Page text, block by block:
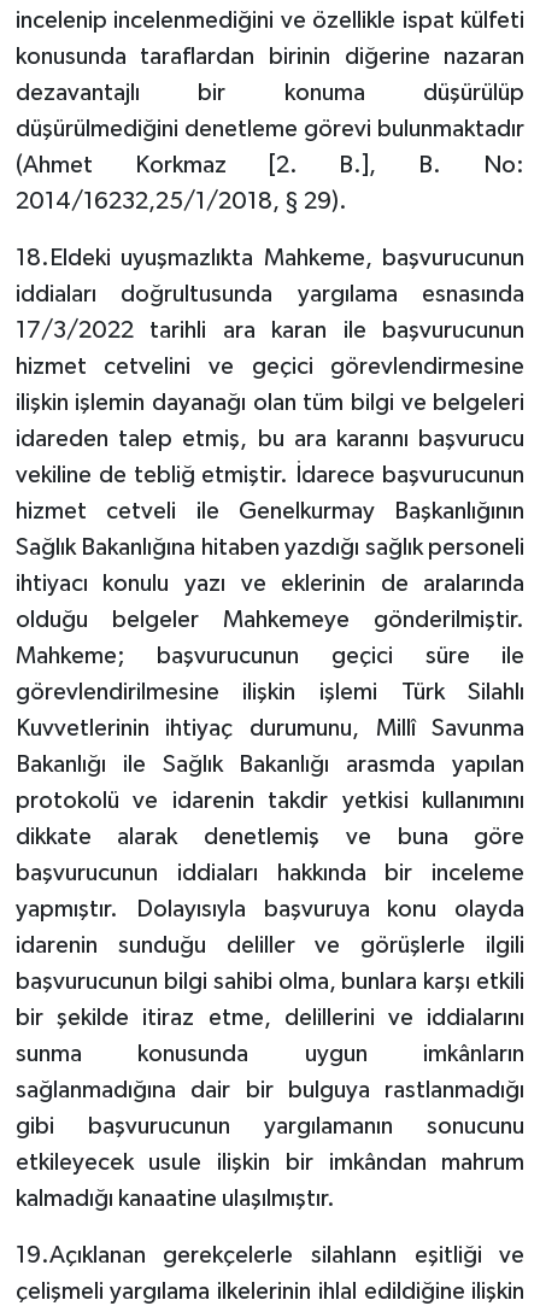
incelenip incelenmediğini ve özellikle ispat külfeti
konusunda taraflardan birinin diğerine nazaran
dezavantajlı bir konuma düşürülüp
düşürülmediğini denetleme görevi bulunmaktadır
(Ahmet Korkmaz [2. B.], B. No:
2014/16232,25/1/2018, § 29).
18.Eldeki uyuşmazlıkta Mahkeme, başvurucunun
iddiaları doğrultusunda yargılama esnasında
17/3/2022 tarihli ara karan ile başvurucunun
hizmet cetvelini ve geçici görevlendirmesine
ilişkin işlemin dayanağı olan tüm bilgi ve belgeleri
idareden talep etmiş, bu ara karannı başvurucu
vekiline de tebliğ etmiştir. İdarece başvurucunun
hizmet cetveli ile Genelkurmay Başkanlığının
Sağlık Bakanlığına hitaben yazdığı sağlık personeli
ihtiyacı konulu yazı ve eklerinin de aralarında
olduğu belgeler Mahkemeye gönderilmiştir.
Mahkeme; başvurucunun geçici süre ile
görevlendirilmesine ilişkin işlemi Türk Silahlı
Kuvvetlerinin ihtiyaç durumunu, Millî Savunma
Bakanlığı ile Sağlık Bakanlığı arasmda yapılan
protokolü ve idarenin takdir yetkisi kullanımını
dikkate alarak denetlemiş ve buna göre
başvurucunun iddiaları hakkında bir inceleme
yapmıştır. Dolayısıyla başvuruya konu olayda
idarenin sunduğu deliller ve görüşlerle ilgili
başvurucunun bilgi sahibi olma, bunlara karşı etkili
bir şekilde itiraz etme, delillerini ve iddialarını
sunma konusunda uygun imkânların
sağlanmadığına dair bir bulguya rastlanmadığı
gibi başvurucunun yargılamanın sonucunu
etkileyecek usule ilişkin bir imkândan mahrum
kalmadığı kanaatine ulaşılmıştır.
19.Açıklanan gerekçelerle silahlann eşitliği ve
çelişmeli yargılama ilkelerinin ihlal edildiğine ilişkin